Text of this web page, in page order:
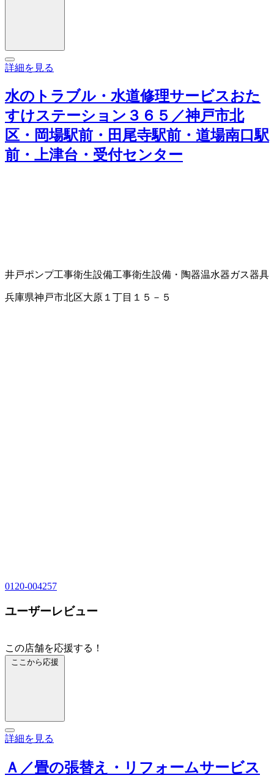
詳細を見る
水のトラブル・水道修理サービスおた
すけステーション３６５／神戸市北
区・岡場駅前・田尾寺駅前・道場南口駅
前・上津台・受付センター
井戸ポンプ工事衛生設備工事衛生設備・陶器温水器ガス器具
兵庫県神戸市北区大原１丁目１５－５
0120-004257
ユーザーレビュー
この店舗を応援する！
ここから応援
詳細を見る
Ａ／畳の張替え・リフォームサービス